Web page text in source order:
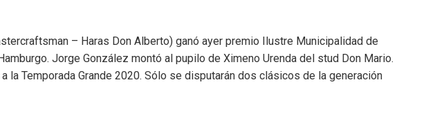
– Haras Don Alberto) ganó ayer premio Ilustre Municipalidad de
Jorge González montó al pupilo de Ximeno Urenda del stud Don Mario.
la Temporada Grande 2020. Sólo se disputarán dos clásicos de la generación